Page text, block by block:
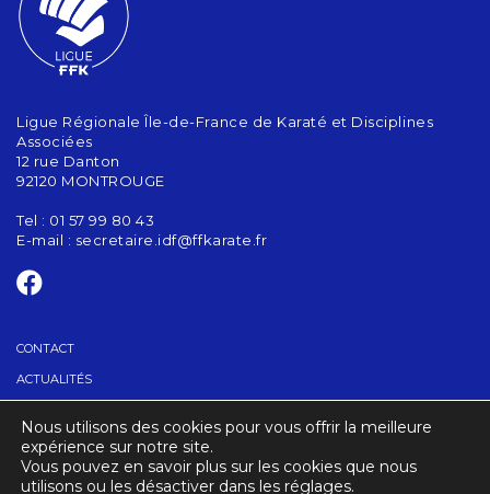
Ligue Régionale Île-de-France de Karaté et Disciplines
Associées
12 rue Danton
92120 MONTROUGE
Tel : 01 57 99 80 43
E-mail : secretaire.idf@ffkarate.fr
CONTACT
ACTUALITÉS
TROUVER UN CLUB
Nous utilisons des cookies pour vous offrir la meilleure
expérience sur notre site.
Vous pouvez en savoir plus sur les cookies que nous
utilisons ou les désactiver dans les réglages.